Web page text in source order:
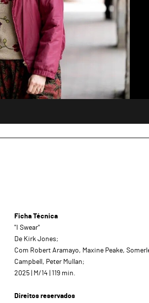
Ficha Técnica
"I Swear"
De Kirk Jones;
Com Robert Aramayo, Maxine Peake,
Campbell, Peter Mullan;
2025 | M/14 | 119 min.
Direitos reservados